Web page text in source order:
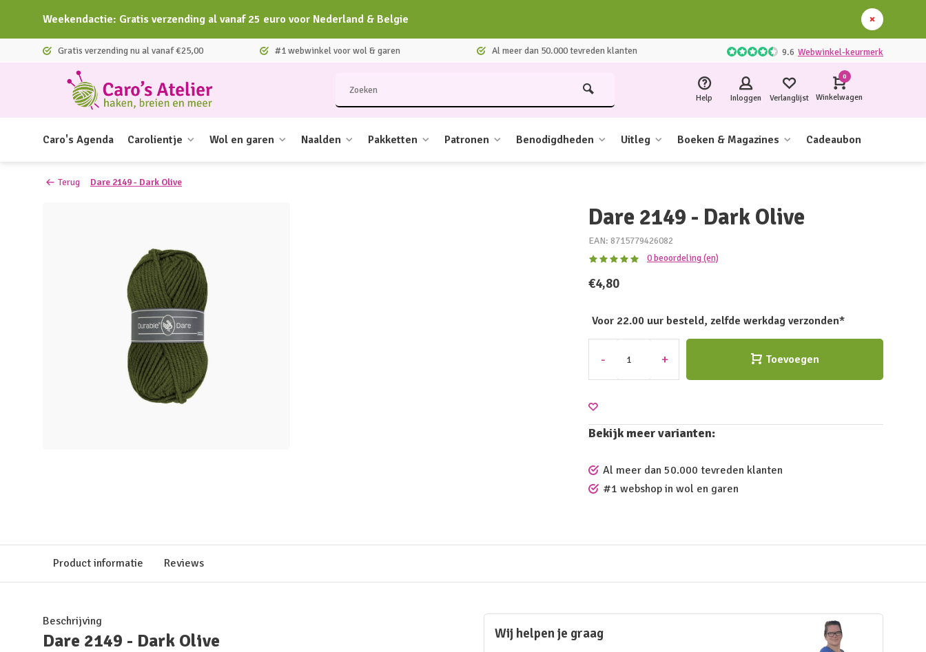
Weekendactie: Gratis verzending al vanaf 25 euro voor Nederland & Belgie
Gratis verzending nu al vanaf €25,00 #1 webwinkel voor wol & garen Al meer dan 50.000 tevreden klanten 9.6 Webwinkel-keurmerk
Help Inloggen Verlanglijst
0
Winkelwagen
Caro's Agenda Carolientje Wol en garen Naalden Pakketten Patronen Benodigdheden Uitleg Boeken & Magazines Cadeaubon
Terug Dare 2149 - Dark Olive
Dare 2149 - Dark Olive
EAN: 8715779426082
0 beoordeling (en)
€4,80
Voor 22.00 uur besteld, zelfde werkdag verzonden*
- + Toevoegen
Bekijk meer varianten:
Al meer dan 50.000 tevreden klanten
#1 webshop in wol en garen
Product informatie Reviews
Beschrijving
Dare 2149 - Dark Olive Wij helpen je graag